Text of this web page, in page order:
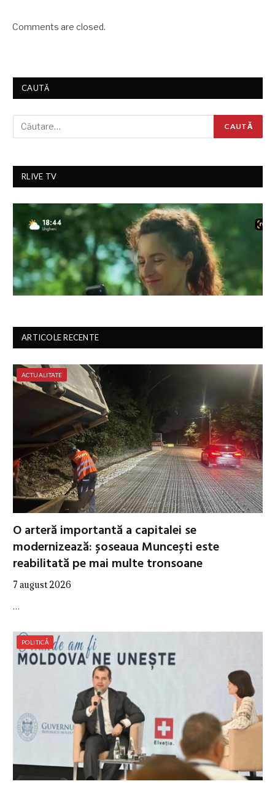
Comments are closed.
CAUTĂ
RLIVE TV
ARTICOLE RECENTE
ACTUALITATE
O arteră importantă a capitalei se
modernizează: șoseaua Muncești este
reabilitată pe mai multe tronsoane
7 august 2026
…
POLITICĂ